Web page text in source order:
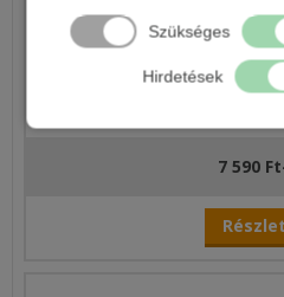
Szükséges
Hirdetések
BENZAR METHOD BRAID
7 590